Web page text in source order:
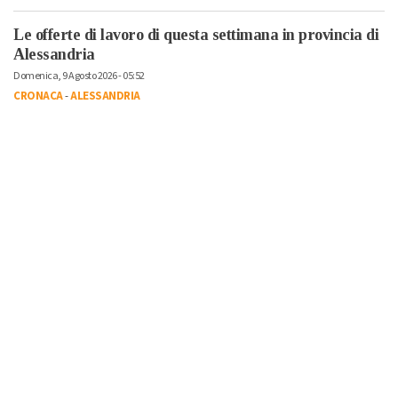
Le offerte di lavoro di questa settimana in provincia di
Alessandria
Domenica, 9 Agosto 2026 - 05:52
CRONACA-ALESSANDRIA